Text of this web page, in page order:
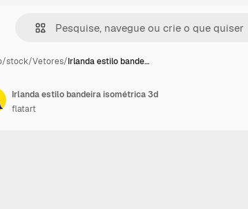
/stock/Vetores/Irlanda estilo bande…
Irlanda estilo bandeira isométrica 3d
flatart